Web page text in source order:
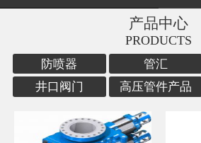
产品中心
PRODUCTS
防喷器 管汇
井口阀门 高压管件产品